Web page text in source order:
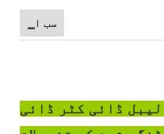
▁سب ا
ڈائی کٹر ڈائی